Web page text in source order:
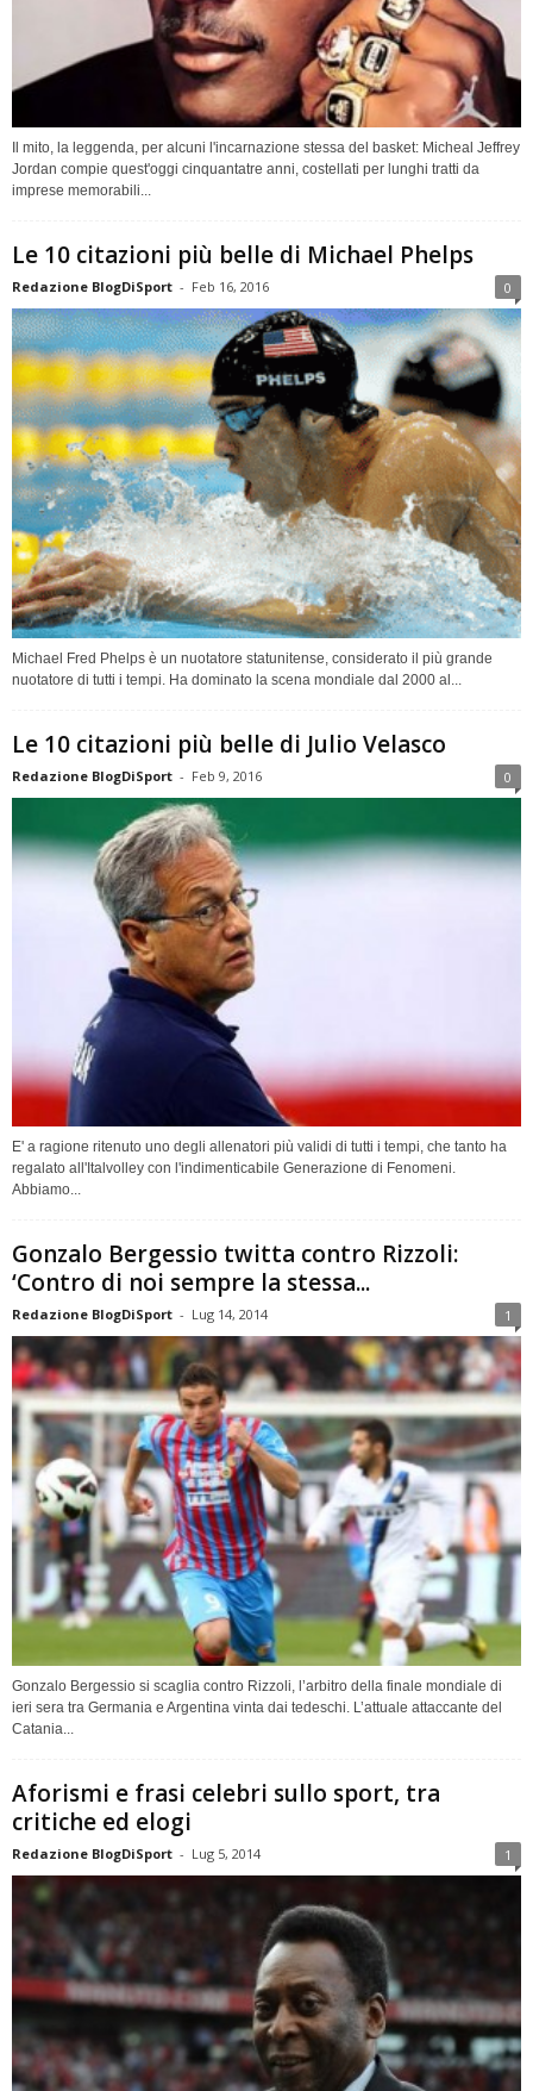
Il mito, la leggenda, per alcuni l'incarnazione stessa del basket: Micheal Jeffrey
Jordan compie quest'oggi cinquantatre anni, costellati per lunghi tratti da
imprese memorabili...
Le 10 citazioni più belle di Michael Phelps
Redazione BlogDiSport - Feb 16, 2016 0
Michael Fred Phelps è un nuotatore statunitense, considerato il più grande
nuotatore di tutti i tempi. Ha dominato la scena mondiale dal 2000 al...
Le 10 citazioni più belle di Julio Velasco
Redazione BlogDiSport - Feb 9, 2016 0
E' a ragione ritenuto uno degli allenatori più validi di tutti i tempi, che tanto ha
regalato all'Italvolley con l'indimenticabile Generazione di Fenomeni.
Abbiamo...
Gonzalo Bergessio twitta contro Rizzoli:
‘Contro di noi sempre la stessa...
Redazione BlogDiSport - Lug 14, 2014 1
Gonzalo Bergessio si scaglia contro Rizzoli, l’arbitro della finale mondiale di
ieri sera tra Germania e Argentina vinta dai tedeschi. L’attuale attaccante del
Catania...
Aforismi e frasi celebri sullo sport, tra
critiche ed elogi
Redazione BlogDiSport - Lug 5, 2014 1